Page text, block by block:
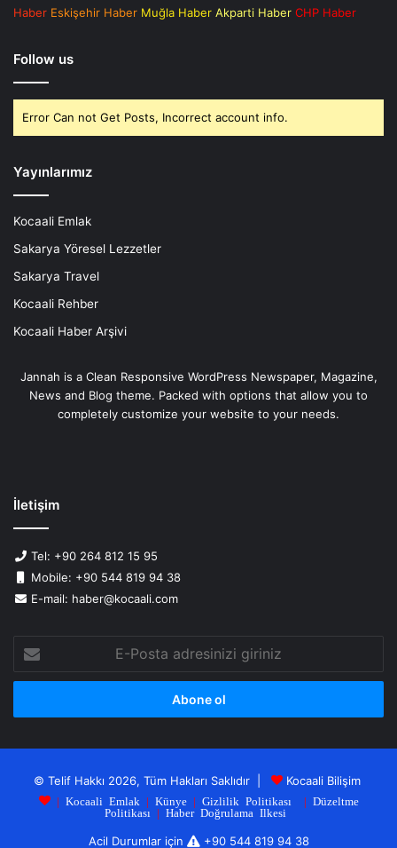
Haber Eskişehir Haber Muğla Haber Akparti Haber CHP Haber
Follow us
Error Can not Get Posts, Incorrect account info.
Yayınlarımız
Kocaali Emlak
Sakarya Yöresel Lezzetler
Sakarya Travel
Kocaali Rehber
Kocaali Haber Arşivi
Jannah is a Clean Responsive WordPress Newspaper, Magazine,
News and Blog theme. Packed with options that allow you to
completely customize your website to your needs.
İletişim
Tel: +90 264 812 15 95
Mobile: +90 544 819 94 38
E-mail: haber@kocaali.com
Posta
adresinizi
© Telif Hakkı 2026, Tüm Hakları Saklıdır | Kocaali Bilişim
| Kocaali Emlak | Künye| Gizlilik Politikası | Düzeltme
Politikası | Haber Doğrulama Ilkesi
Acil Durumlar için +90 544 819 94 38